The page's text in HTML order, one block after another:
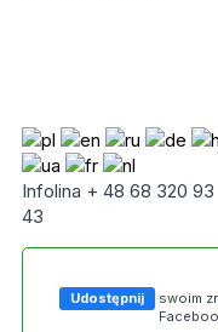
Infolina + 48 68 320 93
43
Udostępnij
swoim